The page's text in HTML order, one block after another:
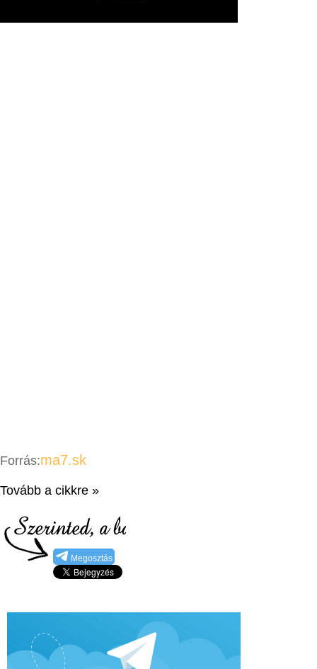
Forrás:ma7.sk
Tovább a cikkre »
Megosztás